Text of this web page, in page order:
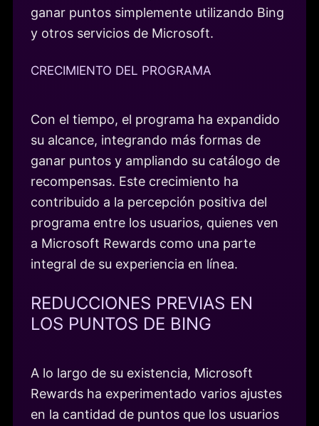
ganar puntos simplemente utilizando Bing
y otros servicios de Microsoft.
CRECIMIENTO DEL PROGRAMA
Con el tiempo, el programa ha expandido
su alcance, integrando más formas de
ganar puntos y ampliando su catálogo de
recompensas. Este crecimiento ha
contribuido a la percepción positiva del
programa entre los usuarios, quienes ven
a Microsoft Rewards como una parte
integral de su experiencia en línea.
REDUCCIONES PREVIAS EN
LOS PUNTOS DE BING
A lo largo de su existencia, Microsoft
Rewards ha experimentado varios ajustes
en la cantidad de puntos que los usuarios